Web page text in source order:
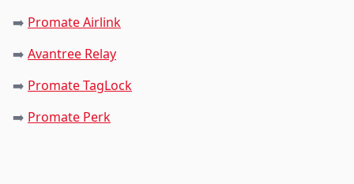
➡️ Promate Airlink
➡️ Avantree Relay
➡️ Promate TagLock
➡️ Promate Perk